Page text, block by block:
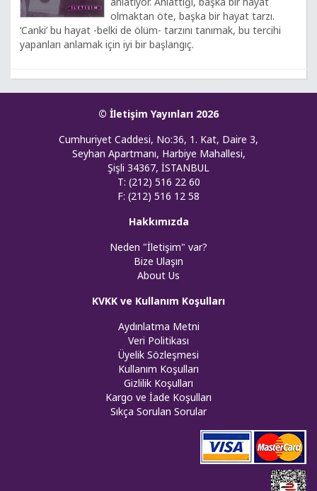
olmaktan öte, başka bir hayat tarzı.
‘Canki’ bu hayat -belki de ölüm- tarzını tanımak, bu tercihi
yapanları anlamak için iyi bir başlangıç.
© İletişim Yayınları 2026
Cumhuriyet Caddesi, No:36, 1. Kat, Daire 3,
Seyhan Apartmanı, Harbiye Mahallesi,
Şişli 34367, İSTANBUL
T: (212) 516 22 60
F: (212) 516 12 58
Hakkımızda
Neden "İletişim" var?
Bize Ulaşın
About Us
KVKK ve Kullanım Koşulları
Aydınlatma Metni
Veri Politikası
Üyelik Sözleşmesi
Kullanım Koşulları
Gizlilik Koşulları
Kargo ve İade Koşulları
Sıkça Sorulan Sorular